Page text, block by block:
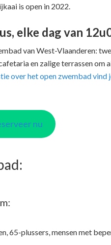
is open in 2022.
elke dag van
van West-Vlaanderen:
en zalige terrassen om
over het open zwembad vind
nu
65-plussers, mensen met